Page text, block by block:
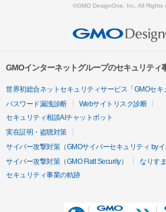
©GMO DesignOne, Inc. All Rights
GMOインターネットグループのセキュリティ
世界初総合ネットセキュリティサービス「GMOセキ
パスワード漏洩診断
Webサイトリスク診断
セキュリティ相談AIチャットボット
実在証明・盗聴対策
サイバー攻撃対策（GMOサイバーセキュリティ byイ
サイバー攻撃対策（GMO Flatt Security）
なりす
セキュリティ事業の軌跡